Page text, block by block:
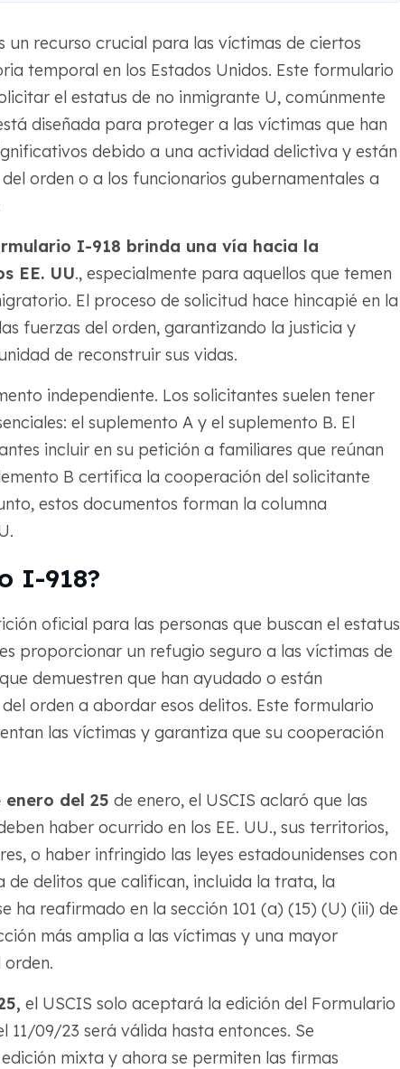
un recurso crucial para las víctimas de ciertos
temporal en los Estados Unidos. Este formulario
el estatus de no inmigrante U, comúnmente
diseñada para proteger a las víctimas que han
debido a una actividad delictiva y están
orden o a los funcionarios gubernamentales a
I-918 brinda una vía hacia la
EE. UU., especialmente para aquellos que temen
El proceso de solicitud hace hincapié en la
fuerzas del orden, garantizando la justicia y
de reconstruir sus vidas.
independiente. Los solicitantes suelen tener
el suplemento A y el suplemento B. El
incluir en su petición a familiares que reúnan
B certifica la cooperación del solicitante
estos documentos forman la columna
I-918?
oficial para las personas que buscan el estatus
proporcionar un refugio seguro a las víctimas de
demuestren que han ayudado o están
orden a abordar esos delitos. Este formulario
las víctimas y garantiza que su cooperación
del 25 de enero, el USCIS aclaró que las
haber ocurrido en los EE. UU., sus territorios,
o haber infringido las leyes estadounidenses con
delitos que califican, incluida la trata, la
ha reafirmado en la sección 101 (a) (15) (U) (iii) de
más amplia a las víctimas y una mayor
el USCIS solo aceptará la edición del Formulario
11/09/23 será válida hasta entonces. Se
mixta y ahora se permiten las firmas